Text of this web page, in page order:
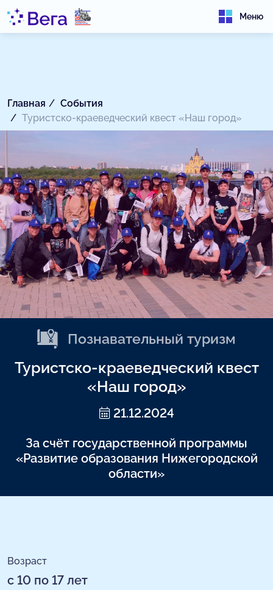
Меню
Главная
События
Туристско-краеведческий квест «Наш город»
Познавательный туризм
Туристско-краеведческий квест
«Наш город»
21.12.2024
За счёт государственной программы
«Развитие образования Нижегородской
области»
Возраст
с 10 по 17 лет